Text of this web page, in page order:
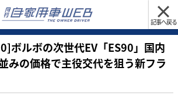
記事へ戻る
ボルボの次世代EV「ES90」国内
みの価格で主役交代を狙う新フラ